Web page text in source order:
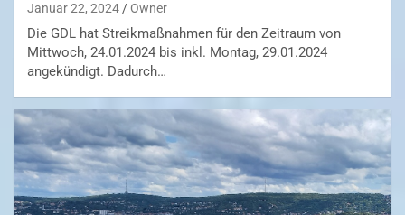
Januar 22, 2024 Owner
Die GDL hat Streikmaßnahmen für den Zeitraum von
Mittwoch, 24.01.2024 bis inkl. Montag, 29.01.2024
angekündigt. Dadurch…